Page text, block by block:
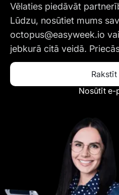
Vēlaties piedāvāt
Lūdzu, nosūtiet mums
octopus@easyweek.io
jebkurā citā veidā.
Rakstīt
Nosūtīt e-